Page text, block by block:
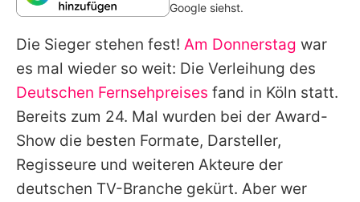
Redaktionelle Richtlinien
Impressum
Datenschutzerklärung
Nutzungsbedingungen
Utiq verwalten
Google siehst.
Die Sieger stehen fest! Am Donnerstag war
es mal wieder so weit: Die Verleihung des
Deutschen Fernsehpreises fand in Köln statt.
Bereits zum 24. Mal wurden bei der Award-
Show die besten Formate, Darsteller,
Regisseure und weiteren Akteure der
deutschen TV-Branche gekürt. Aber wer